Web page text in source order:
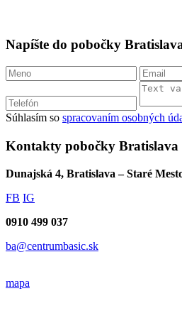
Napíšte do pobočky
Súhlasím so spracovaním osobných
Kontakty pobočky Bratislava
Dunajská 4, Bratislava – Staré
FB IG
0910 499 037
ba@centrumbasic.sk
mapa